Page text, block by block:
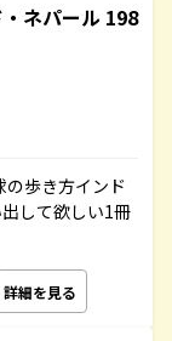
ネパール 198
歩き方インド
して欲しい1冊
詳細を見る